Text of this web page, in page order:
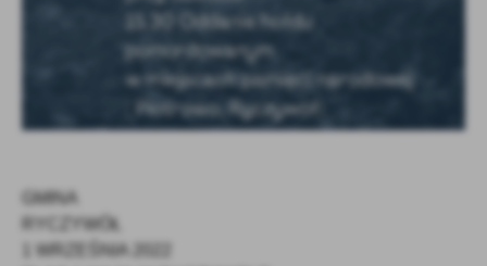
GMINA
RYCZYWÓŁ
1 WRZEŚNIA 2022